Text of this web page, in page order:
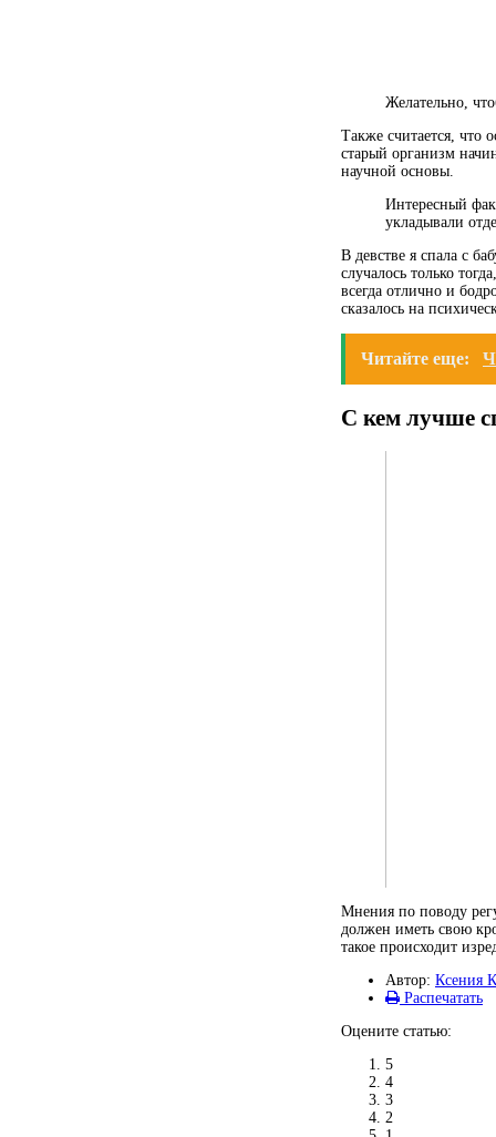
Желательно,
Также считается,
старый организм
научной основы.
Интересный
укладывали
В девстве я спала с
случалось только
всегда отлично и
сказалось на
Читайте еще:
С кем лучше
Мнения по поводу
должен иметь свою
такое происходит
Автор: Ксения
Распечатать
Оцените статью:
5
4
3
2